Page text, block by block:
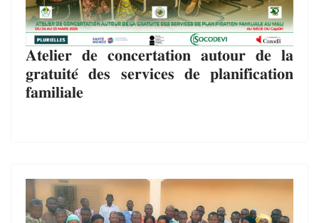
𝐀𝐭𝐞𝐥𝐢𝐞𝐫 𝐝𝐞 𝐜𝐨𝐧𝐜𝐞𝐫𝐭𝐚𝐭𝐢𝐨𝐧 𝐚𝐮𝐭𝐨𝐮𝐫 𝐝𝐞 𝐥𝐚
𝐠𝐫𝐚𝐭𝐮𝐢𝐭𝐞́ 𝐝𝐞𝐬 𝐬𝐞𝐫𝐯𝐢𝐜𝐞𝐬 𝐝𝐞 𝐩𝐥𝐚𝐧𝐢𝐟𝐢𝐜𝐚𝐭𝐢𝐨𝐧
𝐟𝐚𝐦𝐢𝐥𝐢𝐚𝐥𝐞